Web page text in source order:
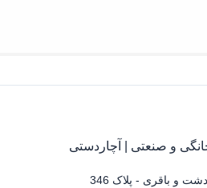
و باقری - پلاک 346